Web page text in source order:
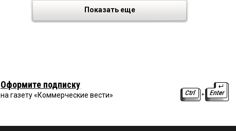
Показать еще
Оформите подписку
на газету «Коммерческие вести»